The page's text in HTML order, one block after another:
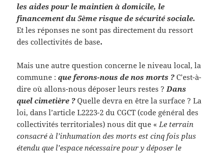
les aides pour le maintien à domicile, le
financement du 5ème risque de sécurité sociale.
Et les réponses ne sont pas directement du ressort
des collectivités de base.
Mais une autre question concerne le niveau local, la
commune :que ferons-nous de nos morts ?C’est-à-
dire où allons-nous déposer leurs restes ? Dans
quel cimetière ?Quelle devra en être la surface ? La
loi, dans l’article L2223-2 du CGCT (code général des
collectivités territoriales) nous dit que « Le terrain
consacré à l’inhumation des morts est cinq fois plus
étendu que l’espace nécessaire pour y déposer le